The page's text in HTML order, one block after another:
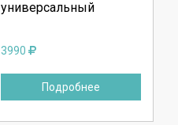
универсальный
3990
Подробнее
Отмена